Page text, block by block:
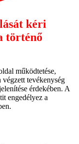
kéri
történő
működtetése,
tevékenység
érdekében. A
engedélyez a